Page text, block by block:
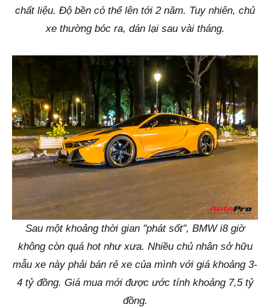
chất liệu. Độ bền có thể lên tới 2 năm. Tuy nhiên, chủ
xe thường bóc ra, dán lại sau vài tháng.
Sau một khoảng thời gian "phát sốt", BMW i8 giờ
không còn quá hot như xưa. Nhiều chủ nhân sở hữu
mẫu xe này phải bán rẻ xe của mình với giá khoảng 3-
4 tỷ đồng. Giá mua mới được ước tính khoảng 7,5 tỷ
đồng.